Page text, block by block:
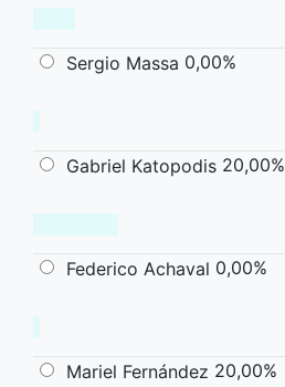
Sergio Massa 0,00%
Gabriel Katopodis 20,00%
Federico Achaval 0,00%
Mariel Fernández 20,00%